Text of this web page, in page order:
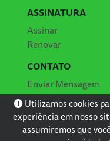
ASSINATURA
Assinar
Renovar
CONTATO
Enviar Mensagem
Localização
Utilizamos cookies
experiência em nosso
assumiremos que